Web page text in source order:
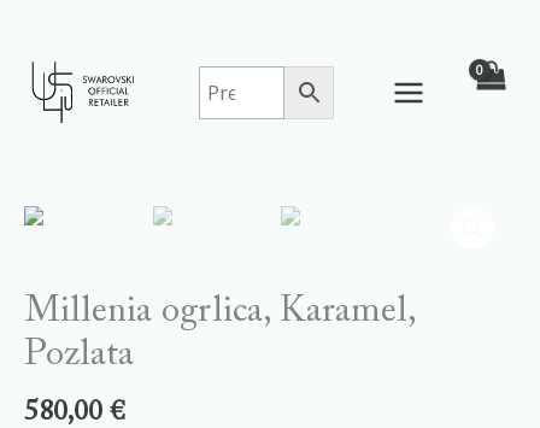
content
Millenia ogrlica, Karamel,
Pozlata
580,00 €
Pozlata
quantity